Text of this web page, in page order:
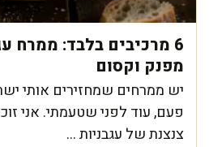
6 מרכיבים בלבד: ממרח
מפנק וקסום
יש ממרחים שמחזירים אותי
פעם, עוד לפני שטעמתי. אני
צנצנת של עגבניות ...